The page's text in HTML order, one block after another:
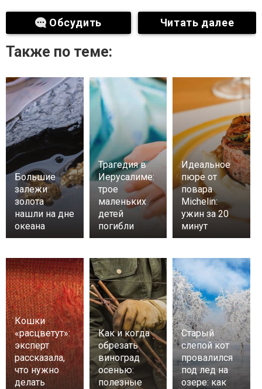
Обсудить Читать далее
Также по теме:
Большие
залежи
золота
нашли на дне
океана
Трагедия в
Иерусалиме:
трое
маленьких
детей
погибли
Идеальное
пюре от
повара
Michelin:
ужин за 20
минут
Кошки
«расцветут»:
эксперт
рассказала,
что нужно
делать
Как и когда
обрезать
виноград
осенью:
полезные
Старый
слепой кот
провалился
под лед на
озере: как